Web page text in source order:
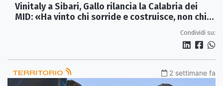
Vinitaly a Sibari, Gallo rilancia la Calabria dei
MID: «Ha vinto chi sorride e costruisce, non chi si
Condividi su:
TERRITORIO 2 settimane fa